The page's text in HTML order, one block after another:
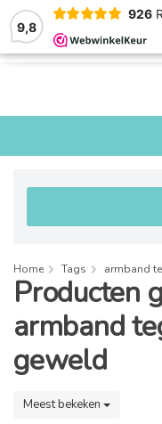
9,8
926
MENU
Home Tags armband
Producten
armband
geweld
Meest bekeken